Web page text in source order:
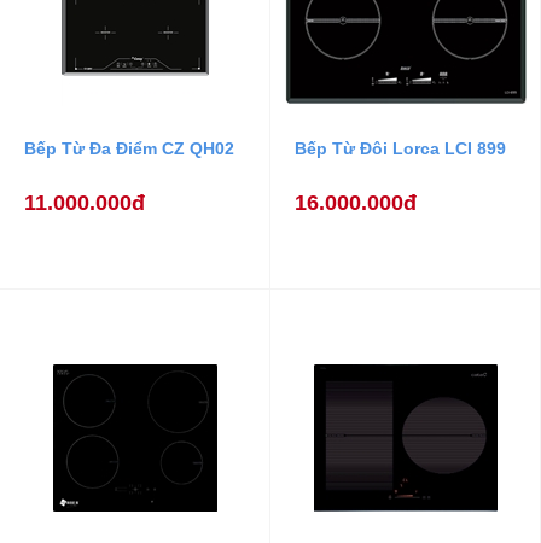
Bếp Từ Đa Điểm CZ QH02
11.000.000đ
Bếp Từ Đôi Lorca LCI 899
16.000.000đ